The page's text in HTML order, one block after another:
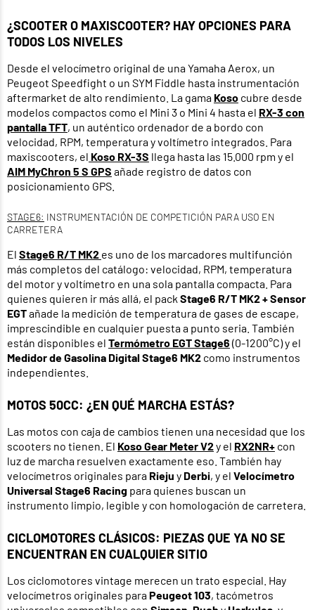
¿SCOOTER O MAXISCOOTER? HAY OPCIONES PARA
TODOS LOS NIVELES
Desde el velocímetro original de una Yamaha Aerox, un
Peugeot Speedfight o un SYM Fiddle hasta instrumentación
aftermarket de alto rendimiento. La gama Koso cubre desde
modelos compactos como el Mini 3 o Mini 4 hasta el RX-3 con
pantalla TFT, un auténtico ordenador de a bordo con
velocidad, RPM, temperatura y voltímetro integrados. Para
maxiscooters, el Koso RX-3S llega hasta las 15.000 rpm y el
AIM MyChron 5 S GPS añade registro de datos con
posicionamiento GPS.
STAGE6: INSTRUMENTACIÓN DE COMPETICIÓN PARA USO EN
CARRETERA
El Stage6 R/T MK2 es uno de los marcadores multifunción
más completos del catálogo: velocidad, RPM, temperatura
del motor y voltímetro en una sola pantalla compacta. Para
quienes quieren ir más allá, el pack Stage6 R/T MK2 + Sensor
EGTañade la medición de temperatura de gases de escape,
imprescindible en cualquier puesta a punto seria. También
están disponibles el Termómetro EGT Stage6 (0-1200°C) y el
Medidor de Gasolina Digital Stage6 MK2 como instrumentos
independientes.
MOTOS 50CC: ¿EN QUÉ MARCHA ESTÁS?
Las motos con caja de cambios tienen una necesidad que los
scooters no tienen. El Koso Gear Meter V2 y el RX2NR+ con
luz de marcha resuelven exactamente eso. También hay
velocímetros originales para Rieju y Derbi, y el Velocímetro
Universal Stage6 Racing para quienes buscan un
instrumento limpio, legible y con homologación de carretera.
CICLOMOTORES CLÁSICOS: PIEZAS QUE YA NO SE
ENCUENTRAN EN CUALQUIER SITIO
Los ciclomotores vintage merecen un trato especial. Hay
velocímetros originales paraPeugeot 103, tacómetros